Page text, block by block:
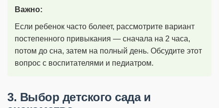
Важно:
Если ребенок часто болеет, рассмотрите вариант
постепенного привыкания — сначала на 2 часа,
потом до сна, затем на полный день. Обсудите этот
вопрос с воспитателями и педиатром.
3. Выбор детского сада и